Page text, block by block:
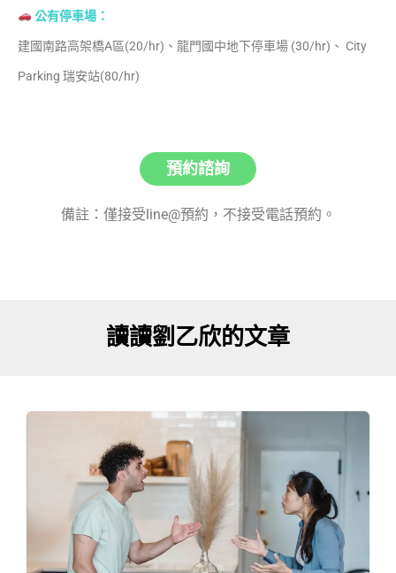
公有停車場：
建國南路高架橋A區(20/hr) 、 龍門國中地下停車場 (30/hr)、 City
Parking 瑞安站(80/hr)
預約諮詢
備註：僅接受line@預約，不接受電話預約。
讀讀劉乙欣的文章